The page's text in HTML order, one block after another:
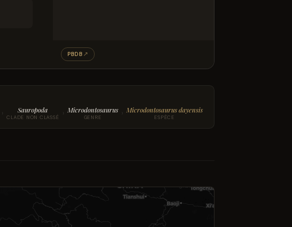
PBDB ↗
› Sauropoda
CLADE NON CLASSÉ › Microdontosaurus
GENRE › Microdontosaurus dayensis
ESPÈCE